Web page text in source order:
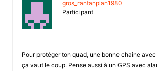
gros_rantanplan1980
Participant
Pour protéger ton quad, une bonne chaîne
ça vaut le coup. Pense aussi à un GPS avec